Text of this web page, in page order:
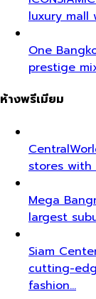
luxury mall
One
prestige
ห้างพรีเมียม
stores with
Mega
largest
Siam
cutting-
fashion…